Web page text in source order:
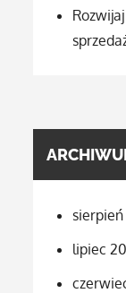
lipiec